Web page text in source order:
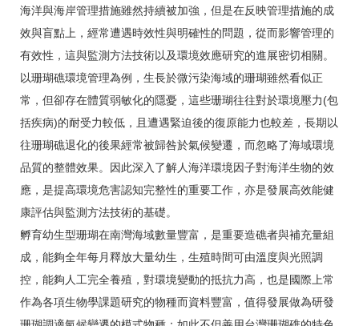
海洋與海岸管理措施雖然持續被加強，但是在反映管理措施的成
效與盲點上，經常遭遇時效性與明確性的問題，從而影響管理的
有效性，這與監測方法技術以及環境效應研究的進展密切相關。
以珊瑚礁環境管理為例，生長於微污染海域的珊瑚雖然看似正
常，但卻存在體質弱敏化的隱憂，這些珊瑚往往對於環境壓力(包
括疾病)的耐受力較低，且遭遇緊迫後的復原能力也較差，長期以
往珊瑚礁退化的後果經常被歸咎於氣候變遷，而忽略了海域環境
品質的整體效果。因此深入了解人海洋環境因子對海洋生物的效
應，是提高環境危害認知完整性的重要工作，亦是發展高效能健
康評估與監測方法技術的基礎。
孵育幼生型珊瑚在南灣海域數量豐富，是重要造礁者與補充量組
成，能夠全年每月釋放大量幼生，生殖時間可由溫度與光照調
控，能夠人工完全養殖，對環境變動的抵抗力高，也是國際上常
作為各項生物學課題研究的物種而資料豐富，值得發展做為研發